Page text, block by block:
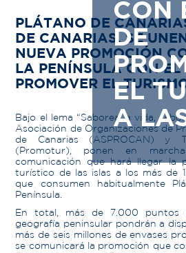
CON
DE
EL
A
PLÁTANO DE
DE CANARIAS, SE
NUEVA PROMOCIÓN
LA PENÍNSULA CON EL
PROMOVER EL
Bajo el lema “Saborea la vida,
Asociación de Organizaciones de
de Canarias (ASPROCAN) y
(Promotur), ponen en
comunicación que hará llegar la
turístico de las islas a los más de
que consumen habitualmente
Península.
En total, más de 7.000
geografía peninsular pondrán a
más de seis millones de envases
se comunicará la promoción que